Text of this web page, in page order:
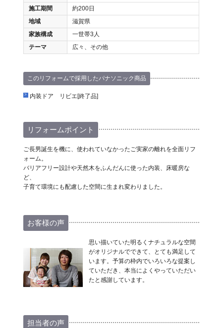
施工期間
約200日
地域
滋賀県
家族構成
一世帯3人
テーマ
広々、その他
このリフォームで採用したパナソニック商品
内装ドア リビエ[終了品]
リフォームポイント
ご長男誕生を機に、使われていなかったご実家の離れを全面リフ
ォーム。
バリアフリー設計や天然木をふんだんに使った内装、床暖房な
ど、
子育て環境にも配慮した空間に生まれ変わりました。
お客様の声
思い描いていた明るくナチュラルな空間
がオリジナルでできて、とても満足して
います。予算の枠内でいろいろな提案し
ていただき、本当によくやっていただい
たと感謝しています。
担当者の声